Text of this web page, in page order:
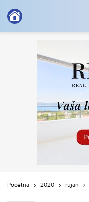
Početna 2020 rujan